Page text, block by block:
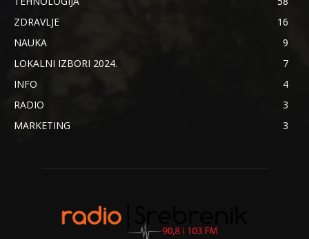
ZDRAVLJE
16
NAUKA
9
LOKALNI IZBORI 2024.
7
INFO
4
RADIO
3
MARKETING
3